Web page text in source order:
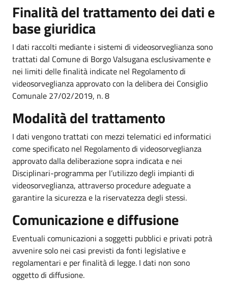
Finalità del trattamento dei dati e
base giuridica
I dati raccolti mediante i sistemi di videosorveglianza sono
trattati dal Comune di Borgo Valsugana esclusivamente e
nei limiti delle finalità indicate nel Regolamento di
videosorveglianza approvato con la delibera dei Consiglio
Comunale 27/02/2019, n. 8
Modalità del trattamento
I dati vengono trattati con mezzi telematici ed informatici
come specificato nel Regolamento di videosorveglianza
approvato dalla deliberazione sopra indicata e nei
Disciplinari-programma per l’utilizzo degli impianti di
videosorveglianza, attraverso procedure adeguate a
garantire la sicurezza e la riservatezza degli stessi.
Comunicazione e diffusione
Eventuali comunicazioni a soggetti pubblici e privati potrà
avvenire solo nei casi previsti da fonti legislative e
regolamentari e per finalità di legge. I dati non sono
oggetto di diffusione.